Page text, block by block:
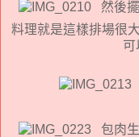
然後
料理就是這樣排場很
可
包肉